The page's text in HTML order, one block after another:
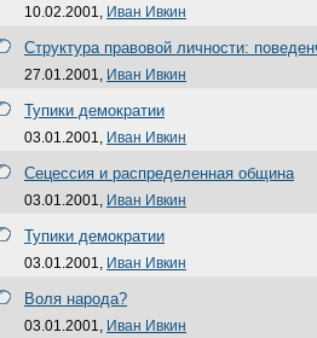
10.02.2001, Иван Ивкин
Структура правовой личности:
27.01.2001, Иван Ивкин
Тупики демократии
03.01.2001, Иван Ивкин
Сецессия и распределенная община
03.01.2001, Иван Ивкин
Тупики демократии
03.01.2001, Иван Ивкин
Воля народа?
03.01.2001, Иван Ивкин